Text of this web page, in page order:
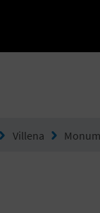
instagram
en youtube
Villena